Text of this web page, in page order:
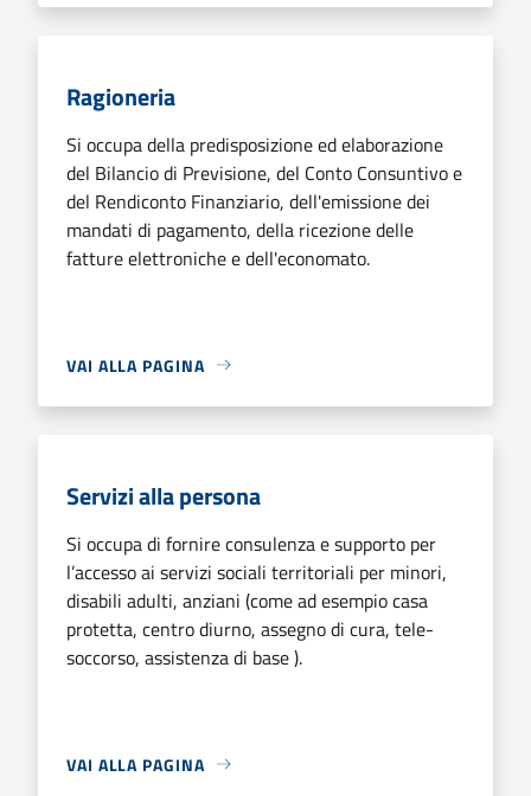
Ragioneria
Si occupa della predisposizione ed elaborazione
del Bilancio di Previsione, del Conto Consuntivo e
del Rendiconto Finanziario, dell'emissione dei
mandati di pagamento, della ricezione delle
fatture elettroniche e dell'economato.
VAI ALLA PAGINA
Servizi alla persona
Si occupa di fornire consulenza e supporto per
l’accesso ai servizi sociali territoriali per minori,
disabili adulti, anziani (come ad esempio casa
protetta, centro diurno, assegno di cura, tele-
soccorso, assistenza di base ).
VAI ALLA PAGINA